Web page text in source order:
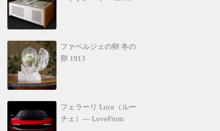
ファベルジェの卵 冬の
卵 1913
フェラーリ Luce（ルー
チェ）— LoveFrom